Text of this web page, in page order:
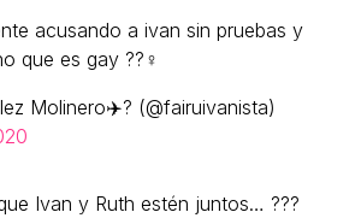
acusando a ivan sin pruebas y
que es gay ??‍♀️
Molinero✈️? (@fairuivanista)
Ivan y Ruth estén juntos… ???